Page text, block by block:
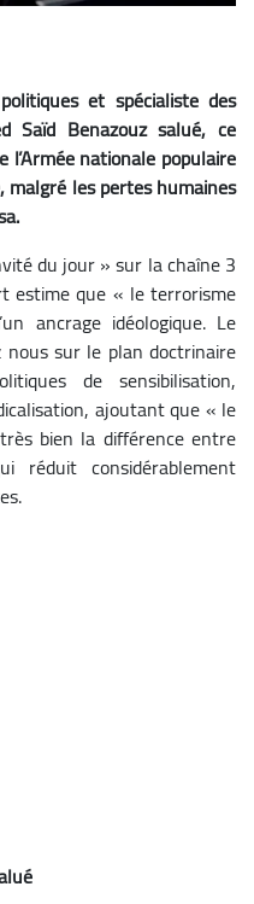
et spécialiste des
Saïd Benazouz salué, ce
nationale populaire
les pertes humaines
du jour » sur la chaîne 3
estime que « le terrorisme
ancrage idéologique. Le
nous sur le plan doctrinaire
de sensibilisation,
ajoutant que « le
bien la différence entre
réduit considérablement